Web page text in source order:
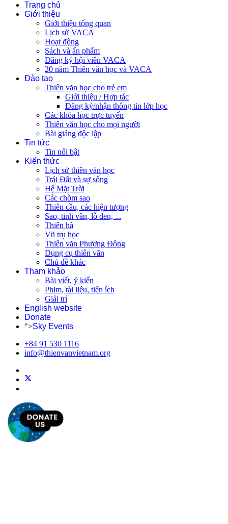
Trang chủ
Giới thiệu
Giới thiệu tổng quan
Lịch sử VACA
Hoạt động
Sách và ấn phẩm
Đăng ký hội viên VACA
20 năm Thiên văn học và VACA
Đào tạo
Thiên văn học cho trẻ em
Giới thiệu / Hợp tác
Đăng ký/nhận thông tin lớp học
Các khóa học trực tuyến
Thiên văn học cho mọi người
Bài giảng độc lập
Tin tức
Tin nổi bật
Kiến thức
Lịch sử thiên văn học
Trái Đất và sự sống
Hệ Mặt Trời
Các chòm sao
Thiên cầu, các hiện tượng
Sao, tinh vân, lỗ đen, ...
Thiên hà
Vũ trụ học
Thiên văn Phương Đông
Dụng cụ thiên văn
Chủ đề khác
Tham khảo
Bài viết, ý kiến
Phim, tài liệu, tiện ích
Giải trí
English website
Donate
">Sky Events
+84 91 530 1116
info@thienvanvietnam.org